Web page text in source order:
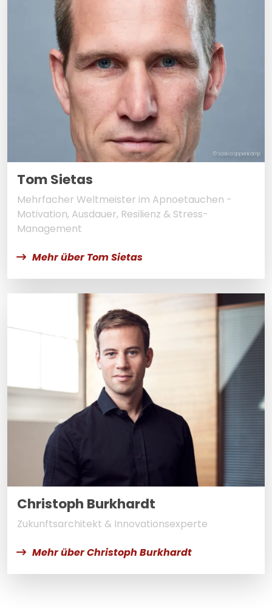
© Saskia Uppenkamp
Tom Sietas
Mehrfacher Weltmeister im Apnoetauchen -
Motivation, Ausdauer, Resilienz & Stress-
Management
Mehr über Tom Sietas
Christoph Burkhardt
Zukunftsarchitekt & Innovationsexperte
Mehr über Christoph Burkhardt